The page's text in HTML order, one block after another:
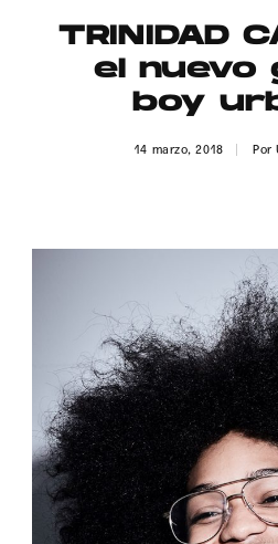
Contacto
TRINIDAD
el nuevo
boy
14 marzo, 2018 Por